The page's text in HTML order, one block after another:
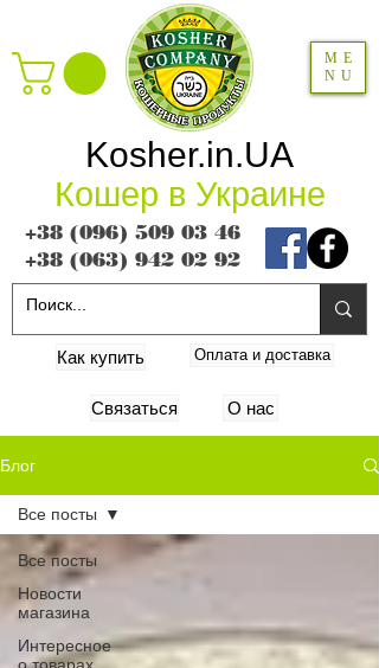
Kosher.in.UA
+38 (096) 509 03 46
+38 (063) 942 02 92
Кошер в Украине
Оплата и доставка
О нас
Связаться
Как купить
ME
NU
Блог
Все посты
Новости
магазина
Интересное
Все посты